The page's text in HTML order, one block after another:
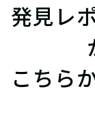
発見レ
こちら